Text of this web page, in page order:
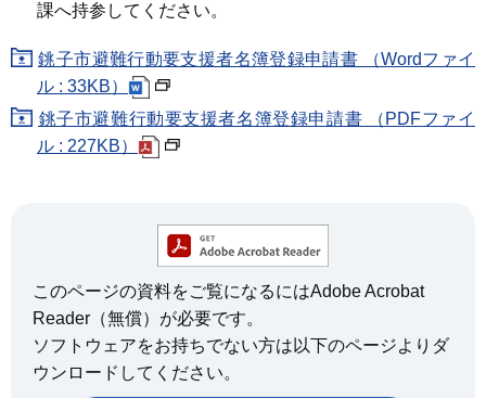
課へ持参してください。
銚子市避難行動要支援者名簿登録申請書 （Wordファイ
ル : 33KB）
銚子市避難行動要支援者名簿登録申請書 （PDFファイ
ル : 227KB）
このページの資料をご覧になるにはAdobe Acrobat
Reader（無償）が必要です。
ソフトウェアをお持ちでない方は以下のページよりダ
ウンロードしてください。